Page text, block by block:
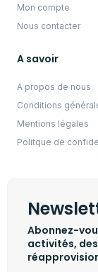
Mon compte
Nous contacter
A savoir
A propos de nous
Conditions
Mentions légales
Politque de
Abonnez-
activités,